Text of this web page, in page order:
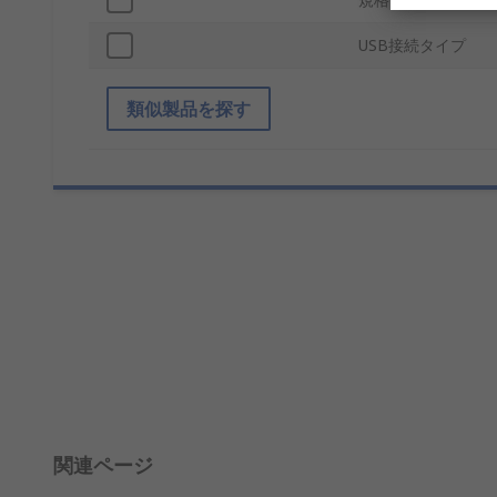
USB接続タイプ
類似製品を探す
関連ページ